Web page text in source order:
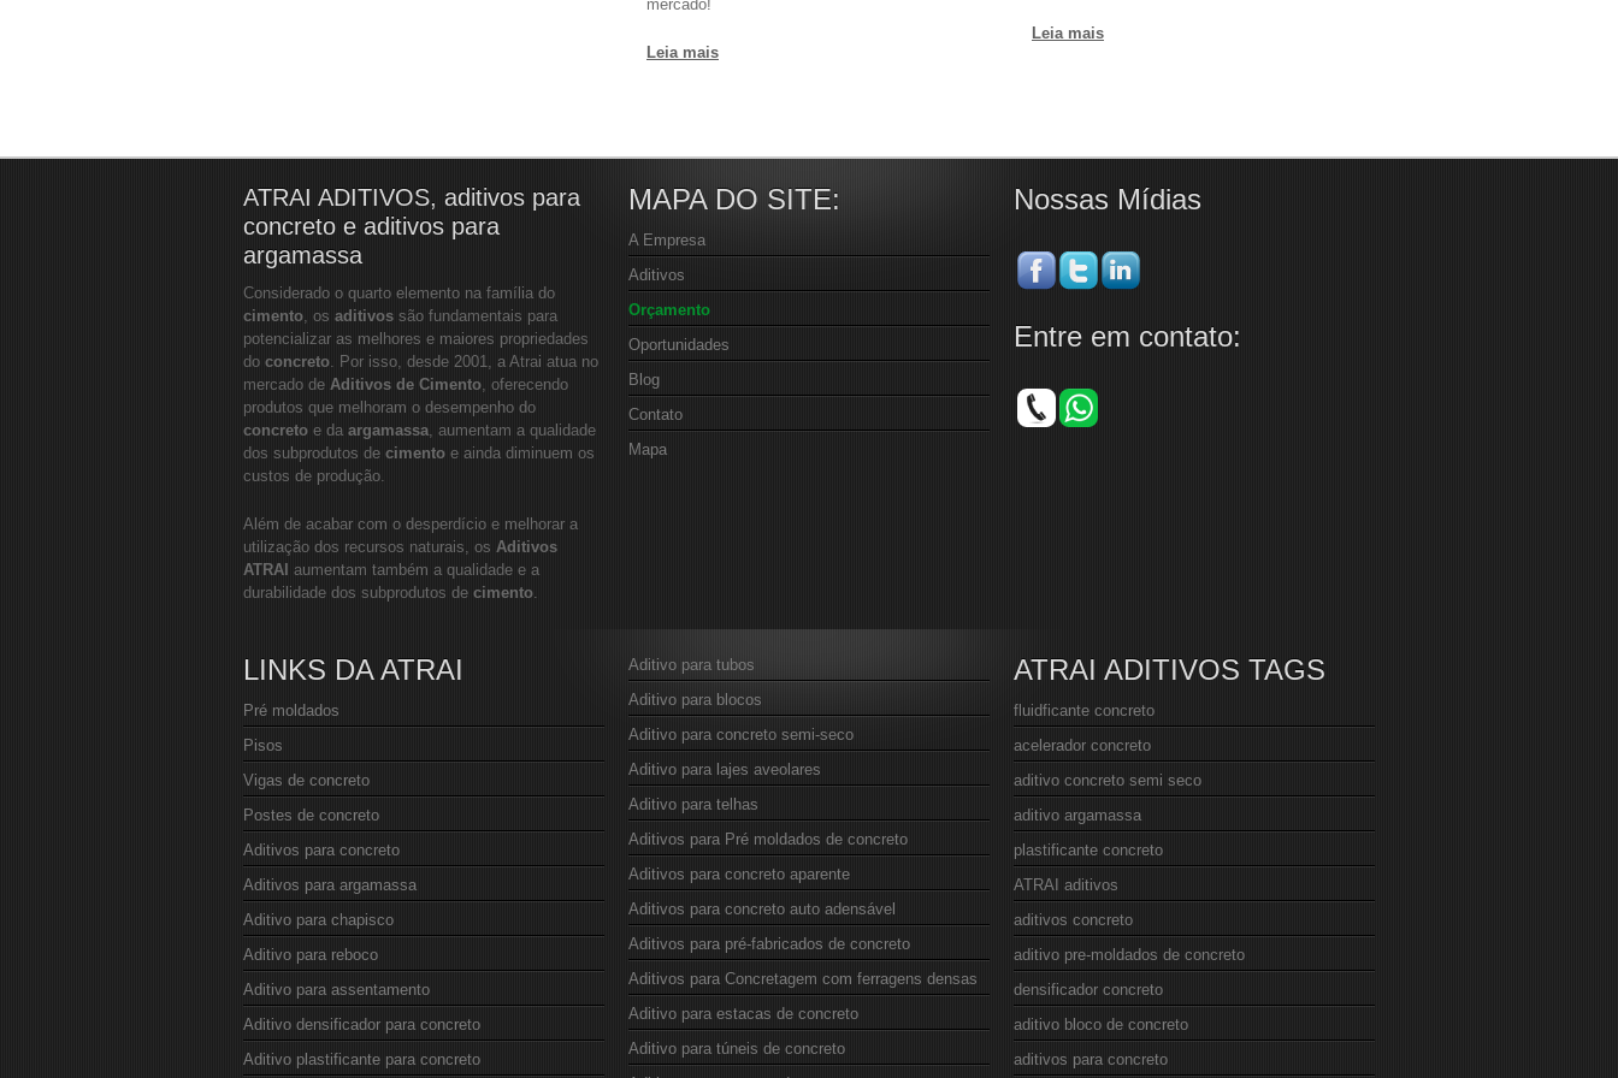
mercado!
Leia mais
Leia mais
ATRAI ADITIVOS, aditivos para
concreto e aditivos para
argamassa
Considerado o quarto elemento na família do
cimento, os aditivos são fundamentais para
potencializar as melhores e maiores propriedades
do concreto. Por isso, desde 2001, a Atrai atua no
mercado de Aditivos de Cimento, oferecendo
produtos que melhoram o desempenho do
concreto e da argamassa, aumentam a qualidade
dos subprodutos de cimento e ainda diminuem os
custos de produção.
Além de acabar com o desperdício e melhorar a
utilização dos recursos naturais, os Aditivos
ATRAI aumentam também a qualidade e a
durabilidade dos subprodutos de cimento.
MAPA DO SITE:
A Empresa
Aditivos
Orçamento
Oportunidades
Blog
Contato
Mapa
Nossas Mídias
Entre em contato:
LINKS DA ATRAI
Pré moldados
Pisos
Vigas de concreto
Postes de concreto
Aditivos para concreto
Aditivos para argamassa
Aditivo para chapisco
Aditivo para reboco
Aditivo para assentamento
Aditivo densificador para concreto
Aditivo plastificante para concreto
Aditivo para tubos
Aditivo para blocos
Aditivo para concreto semi-seco
Aditivo para lajes aveolares
Aditivo para telhas
Aditivos para Pré moldados de concreto
Aditivos para concreto aparente
Aditivos para concreto auto adensável
Aditivos para pré-fabricados de concreto
Aditivos para Concretagem com ferragens densas
Aditivo para estacas de concreto
Aditivo para túneis de concreto
ATRAI ADITIVOS TAGS
fluidficante concreto
acelerador concreto
aditivo concreto semi seco
aditivo argamassa
plastificante concreto
ATRAI aditivos
aditivos concreto
aditivo pre-moldados de concreto
densificador concreto
aditivo bloco de concreto
aditivos para concreto